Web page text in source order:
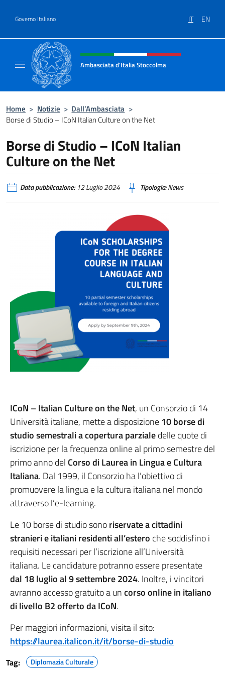
Governo Italiano IT EN
Intestazione sito, social e menù
Ambasciata d'Italia Stoccolma
Home > Notizie > Dall’Ambasciata >
Borse di Studio – ICoN Italian Culture on the Net
Borse di Studio – ICoN Italian
Culture on the Net
Data pubblicazione:12 Luglio 2024 Tipologia:News
ICoN – Italian Culture on the Net, un Consorzio di 14
Università italiane, mette a disposizione10 borse di
studio semestrali a copertura parzialedelle quote di
iscrizione per la frequenza online al primo semestre del
primo anno del Corso di Laurea in Lingua e Cultura
Italiana. Dal 1999, il Consorzio ha l’obiettivo di
promuovere la lingua e la cultura italiana nel mondo
attraverso l’e-learning.
Le 10 borse di studio sonoriservate a cittadini
stranieri e italiani residenti all’estero che soddisfino i
requisiti necessari per l’iscrizione all’Università
italiana. Le candidature potranno essere presentate
dal 18 luglio al 9 settembre 2024. Inoltre, i vincitori
avranno accesso gratuito a uncorso online in italiano
di livello B2 offerto da ICoN.
Per maggiori informazioni, visita il sito:
https://laurea.italicon.it/it/borse-di-studio
Tag: Diplomazia Culturale